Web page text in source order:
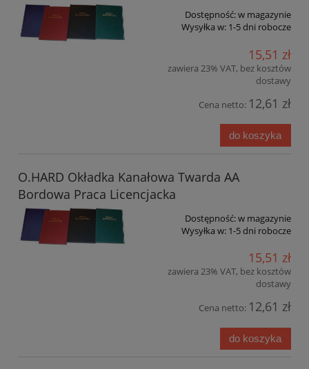
Dostępność:w magazynie
Wysyłka w: 1-5 dni robocze
15,51 zł
zawiera 23% VAT, bez kosztów
dostawy
Cena netto: 12,61 zł
do koszyka
O.HARD Okładka Kanałowa Twarda AA
Bordowa Praca Licencjacka
Dostępność:w magazynie
Wysyłka w: 1-5 dni robocze
15,51 zł
zawiera 23% VAT, bez kosztów
dostawy
Cena netto: 12,61 zł
do koszyka